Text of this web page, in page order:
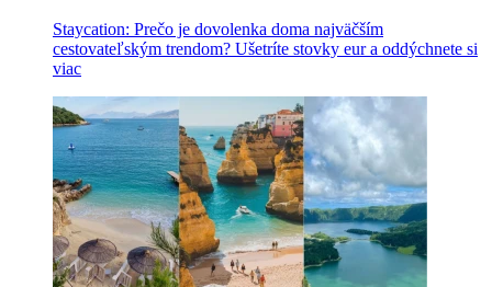
Staycation: Prečo je dovolenka doma najväčším
cestovateľským trendom? Ušetríte stovky eur a oddýchnete si
viac